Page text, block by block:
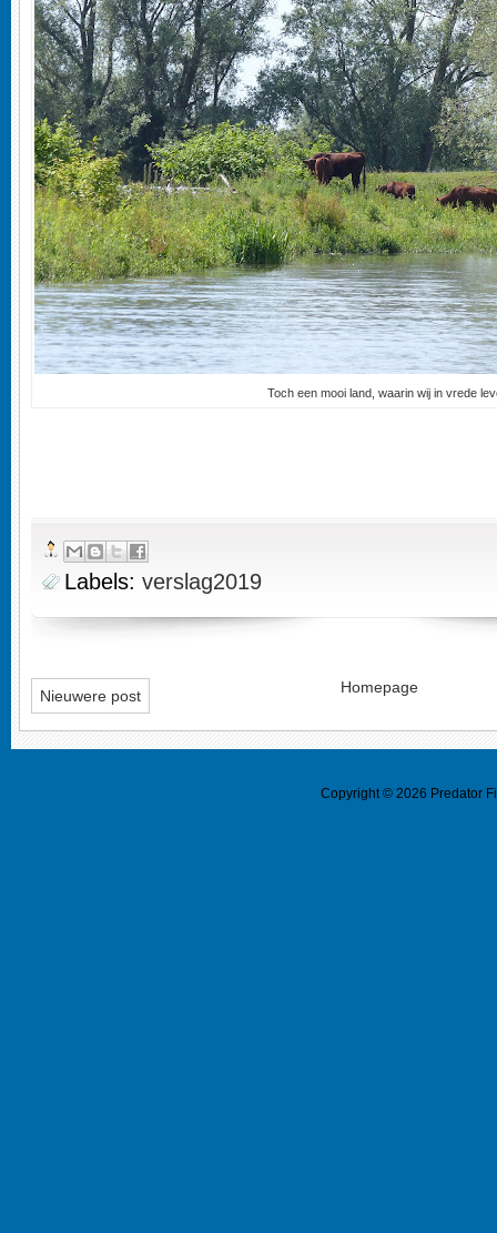
Toch een mooi land, waarin wij in vrede
Labels: verslag2019
Nieuwere post Homepage
Copyright © 2026 Predator